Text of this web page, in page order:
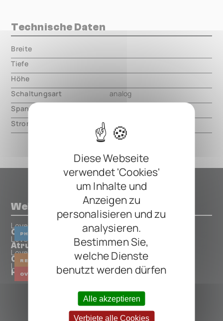
Diese Webseite
verwendet 'Cookies'
um Inhalte und
Anzeigen zu
personalisieren und zu
analysieren.
Bestimmen Sie,
welche Dienste
benutzt werden dürfen
Alle akzeptieren
Verbiete alle Cookies
Technische Daten
Breite
Tiefe
Höhe
Schaltungsart
analog
Spannung
Strom
Weitere Pedals von Lovell
PHASER
Lovell
Orbital Fase 2
Lovell
Atrum Diurum
REVERB
Lovell
Celeste
OVERDRIVE BUFFER BOOSTER
Lovell
Hot Rats
ALLE LOVELL PEDALS